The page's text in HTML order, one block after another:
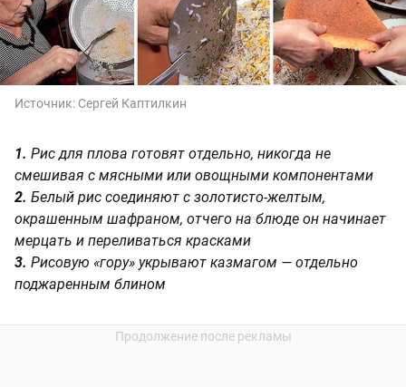
Источник: Сергей Каптилкин
1. Рис для плова готовят отдельно, никогда не
смешивая с мясными или овощными компонентами
2. Белый рис соединяют с золотисто-желтым,
окрашенным шафраном, отчего на блюде он начинает
мерцать и переливаться красками
3. Рисовую «гору» укрывают казмагом — отдельно
поджаренным блином